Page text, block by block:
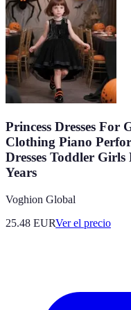
Princess Dresses
Clothing Piano
Dresses Toddler Girls
Years
Voghion Global
25.48 EURVer el precio